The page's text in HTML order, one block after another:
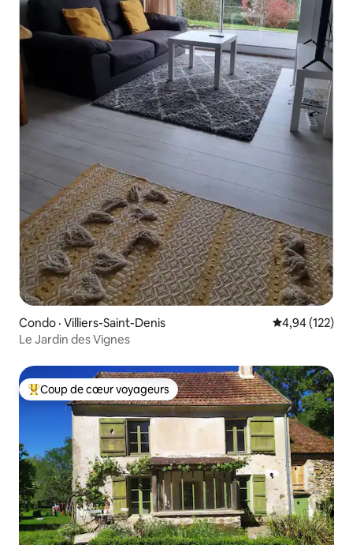
Condo · Villiers-Saint-Denis Note
4,94 (122)
Le Jardin des Vignes
Coup de cœur voyageurs parmi les plus aimés
Coup de cœur voyageurs